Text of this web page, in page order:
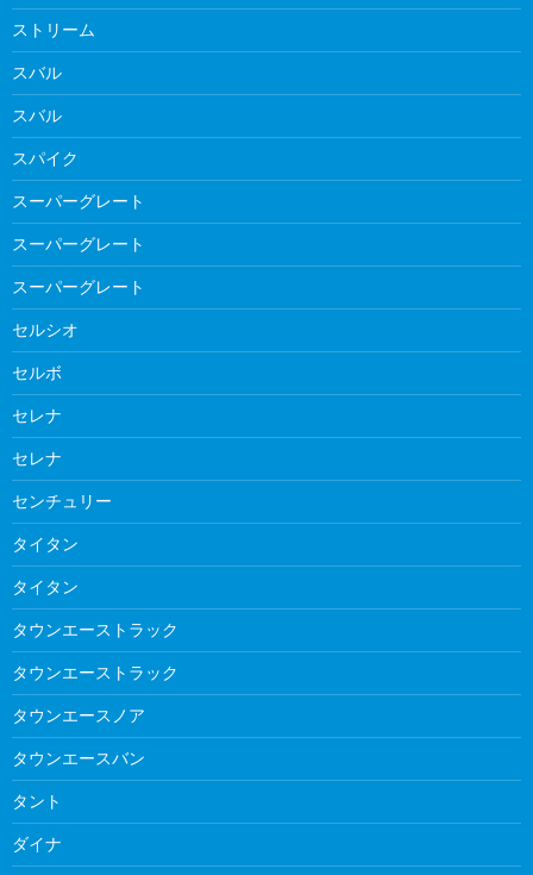
ストリーム
スバル
スバル
スパイク
スーパーグレート
スーパーグレート
スーパーグレート
セルシオ
セルボ
セレナ
セレナ
センチュリー
タイタン
タイタン
タウンエーストラック
タウンエーストラック
タウンエースノア
タウンエースバン
タント
ダイナ